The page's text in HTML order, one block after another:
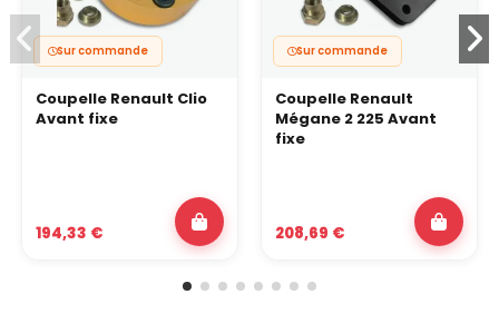
Sur commande
Coupelle Renault Clio
Avant fixe
194,33 €
Sur commande
Coupelle Renault
Mégane 2 225 Avant
fixe
208,69 €